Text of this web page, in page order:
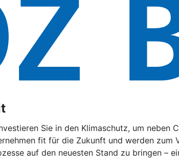
Sie in den Klimaschutz, um neben
fit für die Zukunft und werden
auf den neuesten Stand zu bringen –